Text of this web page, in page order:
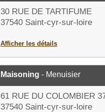
30 RUE DE TARTIFUME
37540 Saint-cyr-sur-loire
Afficher les détails
Maisoning - Menuisier
61 RUE DU COLOMBIER
37540 Saint-cyr-sur-loire